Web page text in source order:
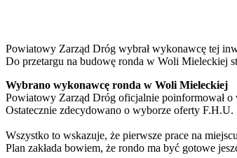
Powiatowy Zarząd Dróg wybrał wykonawcę tej
Do przetargu na budowę ronda w Woli Mieleckiej
Wybrano wykonawcę ronda w Woli Mieleckiej
Powiatowy Zarząd Dróg oficjalnie poinformował
Ostatecznie zdecydowano o wyborze oferty
Wszystko to wskazuje, że pierwsze prace na
Plan zakłada bowiem, że rondo ma być gotowe